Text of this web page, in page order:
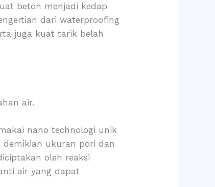
beton menjadi kedap
dari waterproofing
juga kuat tarik belah
air.
nano technologi unik
demikian ukuran pori dan
oleh reaksi
air yang dapat